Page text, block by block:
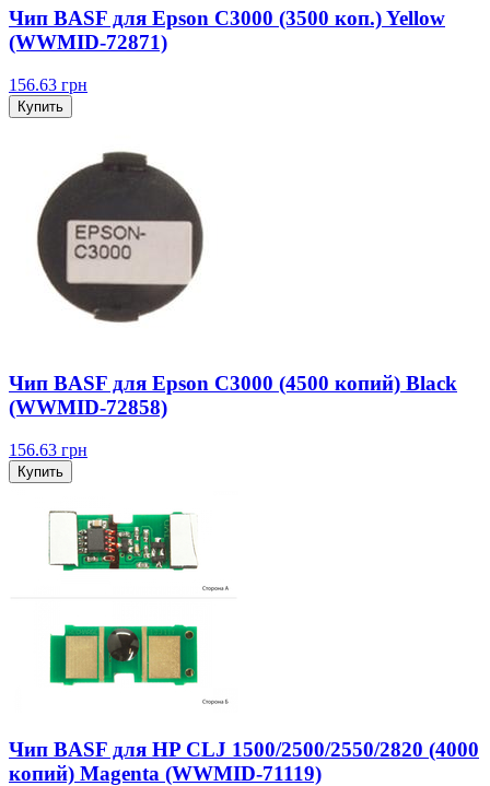
Чип BASF для Epson C3000 (3500 коп.) Yellow
(WWMID-72871)
156.63 грн
Купить
Чип BASF для Epson C3000 (4500 копий) Black
(WWMID-72858)
156.63 грн
Купить
Чип BASF для HP CLJ 1500/2500/2550/2820 (4000
копий) Magenta (WWMID-71119)